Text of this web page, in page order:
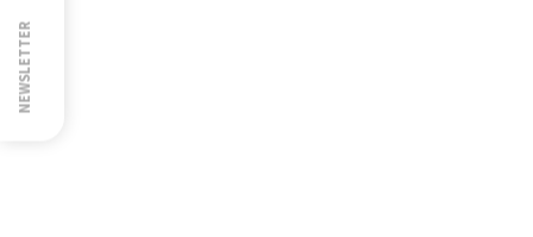
NEWSLETTER